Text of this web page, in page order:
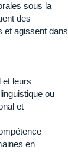
sous la
des
et agissent dans
et leurs
ou
et
en